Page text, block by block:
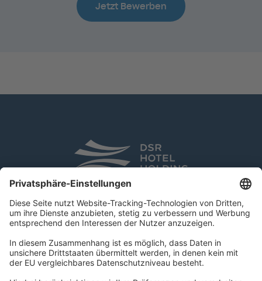
Jetzt Bewerben
DSR Hotel Holding GmbH
Am Kaiserkai 69
D-20457 Hamburg